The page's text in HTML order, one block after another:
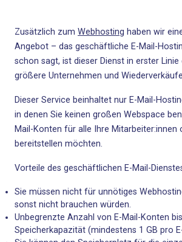
Zusätzlich zum Webhosting haben wir
Angebot – das geschäftliche E-Mail-
schon sagt, ist dieser Dienst in erster
größere Unternehmen und
Dieser Service beinhaltet nur E-Mail-
in denen Sie keinen großen Webspace
Mail-Konten für alle Ihre Mitarbeiter:innen
bereitstellen möchten.
Vorteile des geschäftlichen E-Mail-
Sie müssen nicht für unnötiges
sonst nicht brauchen würden.
Unbegrenzte Anzahl von E-Mail-Konten
Speicherkapazität (mindestens 1 GB pro